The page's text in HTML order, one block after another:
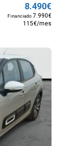
8.490€
Financiado7.990€
115€/mes